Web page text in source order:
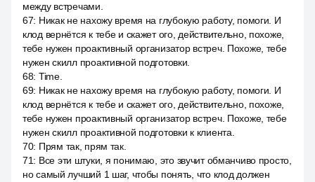
между встречами.
67: Никак не нахожу время на глубокую работу, помоги. И
клод вернётся к тебе и скажет ого, действительно, похоже,
тебе нужен проактивный организатор встреч. Похоже, тебе
нужен скилл проактивной подготовки.
68: Time.
69: Никак не нахожу время на глубокую работу, помоги. И
клод вернётся к тебе и скажет ого, действительно, похоже,
тебе нужен проактивный организатор встреч. Похоже, тебе
нужен скилл проактивной подготовки к клиента.
70: Прям так, прям так.
71: Все эти штуки, я понимаю, это звучит обманчиво просто,
но самый лучший 1 шаг, чтобы понять, что клод должен